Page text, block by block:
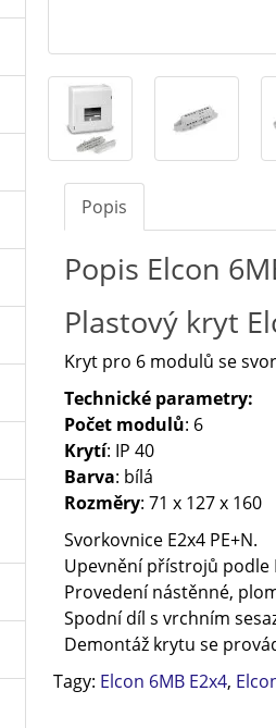
Popis
Popis Elcon
Plastový kryt
Kryt pro 6 modulů se
Technické parametry:
Počet modulů: 6
Krytí: IP 40
Barva: bílá
Rozměry: 71 x 127 x 160
Svorkovnice E2x4 PE+N.
Upevnění přístrojů podle
Provedení nástěnné,
Spodní díl s vrchním
Demontáž krytu se
Tagy: Elcon 6MB E2x4,